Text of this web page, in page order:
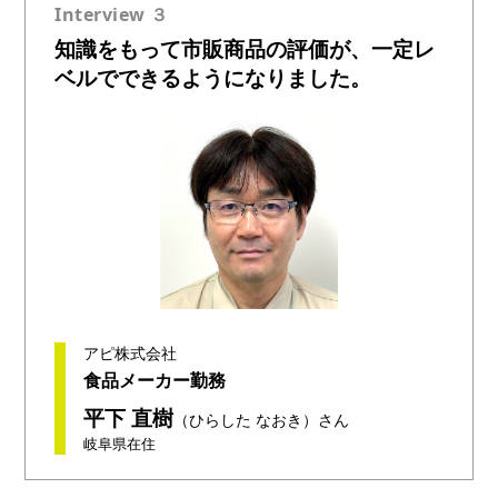
Interview ３
知識をもって市販商品の評価が、一定レ
ベルでできるようになりました。
アピ株式会社
食品メーカー勤務
平下 直樹（ひらした なおき）さん
岐阜県在住